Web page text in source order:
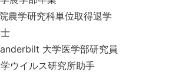
農学研究科単位取得退学
大学医学部研究員
ウイルス研究所助手